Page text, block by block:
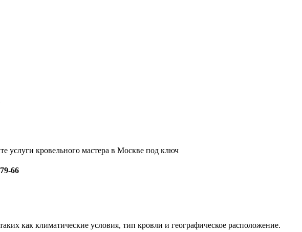
66
как климатические условия, тип кровли и географическое расположение.